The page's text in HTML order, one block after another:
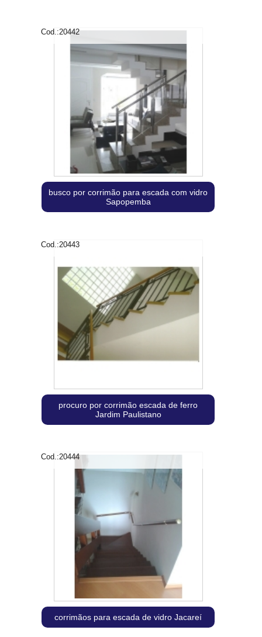
Cod.:20442
busco por corrimão para escada com vidro
Sapopemba
Cod.:20443
procuro por corrimão escada de ferro
Jardim Paulistano
Cod.:20444
corrimãos para escada de vidro Jacareí